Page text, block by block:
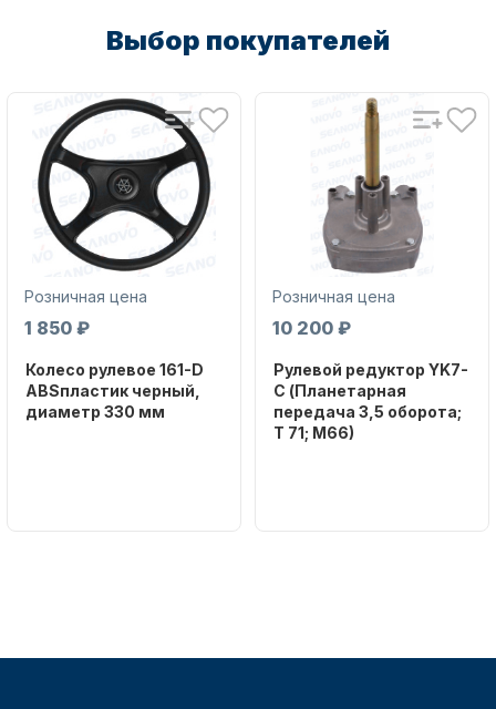
Аксессуары для лодок и
катеров
Подобрать запчасти для
лодочных моторов
Выбор покупателей
Розничная цена
1 850 ₽
Колесо рулевое 161-D
ABSпластик черный,
диаметр 330 мм
Розничная цена
10 200 ₽
Рулевой редуктор YK7-
C (Планетарная
передача 3,5 оборота;
T 71; M66)